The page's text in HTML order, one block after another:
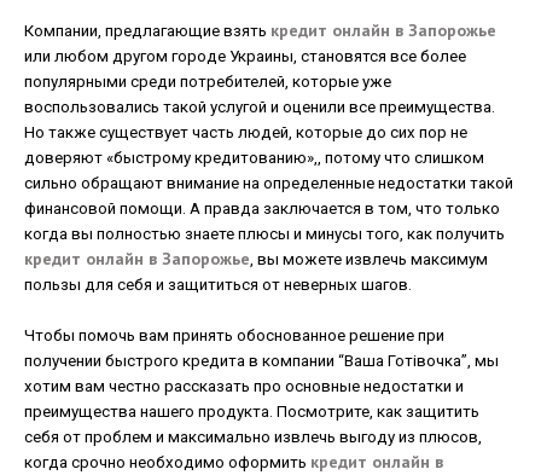
Компании, предлагающие взять кредит онлайн в Запорожье
или любом другом городе Украины, становятся все более
популярными среди потребителей, которые уже
воспользовались такой услугой и оценили все преимущества.
Но также существует часть людей, которые до сих пор не
доверяют «быстрому кредитованию»,, потому что слишком
сильно обращают внимание на определенные недостатки такой
финансовой помощи. А правда заключается в том, что только
когда вы полностью знаете плюсы и минусы того, как получить
кредит онлайн в Запорожье, вы можете извлечь максимум
пользы для себя и защититься от неверных шагов.
Чтобы помочь вам принять обоснованное решение при
получении быстрого кредита в компании “Ваша Готівочка”, мы
хотим вам честно рассказать про основные недостатки и
преимущества нашего продукта. Посмотрите, как защитить
себя от проблем и максимально извлечь выгоду из плюсов,
когда срочно необходимо оформить кредит онлайн в